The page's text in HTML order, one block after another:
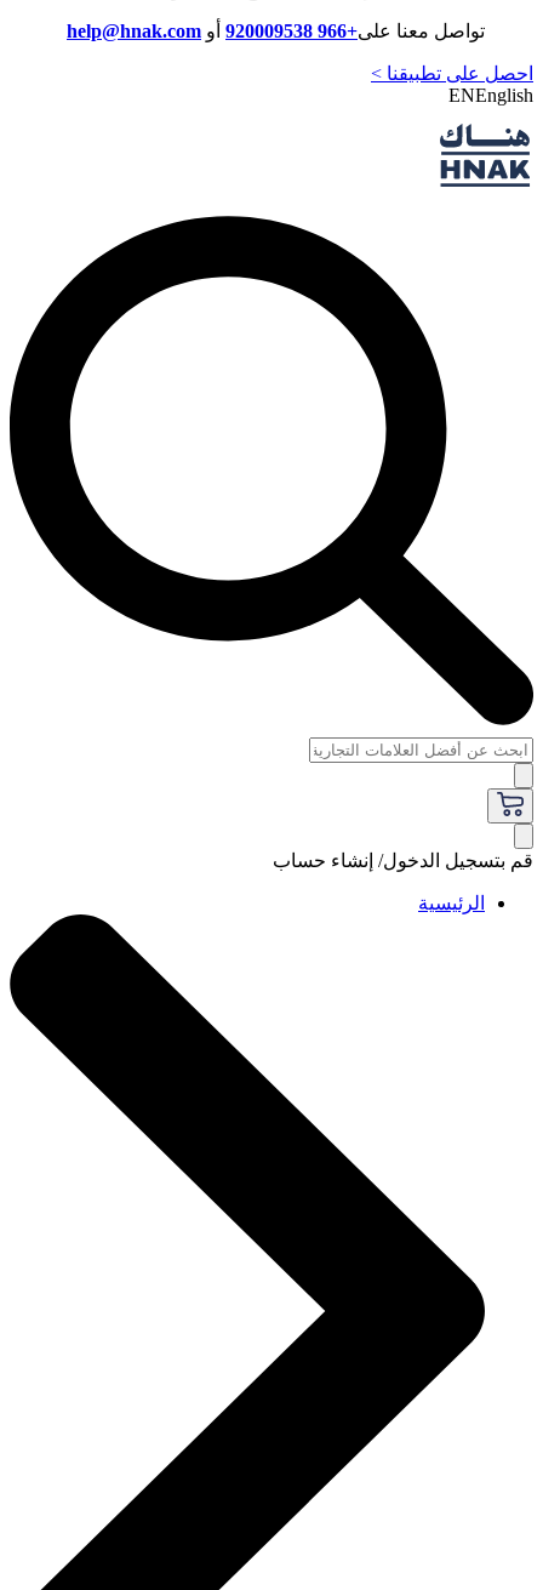
تواصل معنا على+966 920009538 أو help@hnak.com
احصل على تطبيقنا >
ENEnglish
قم بتسجيل الدخول/ إنشاء حساب
الرئيسية